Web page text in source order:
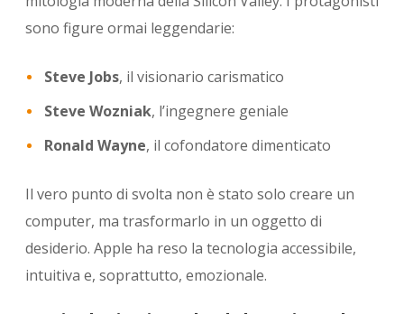
sono figure ormai leggendarie:
Steve Jobs, il visionario carismatico
Steve Wozniak, l’ingegnere geniale
Ronald Wayne, il cofondatore dimenticato
Il vero punto di svolta non è stato solo creare un
computer, ma trasformarlo in un oggetto di
desiderio. Apple ha reso la tecnologia accessibile,
intuitiva e, soprattutto, emozionale.